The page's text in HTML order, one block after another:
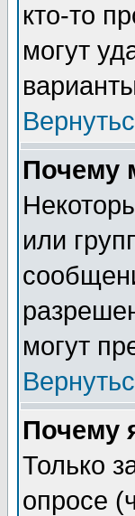
кто-то
могут
Почему
или
могут
Почему
Только
опросе